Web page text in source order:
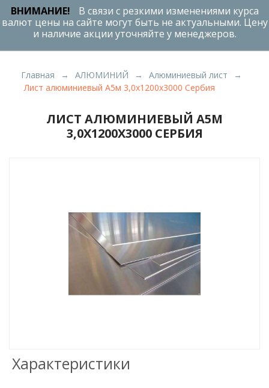
ВНИМАНИЕ!
В связи с резкими изменениями курса
валют цены на сайте могут быть не актуальными. Цену
и наличие акции уточняйте у менеджеров.
Главная АЛЮМИНИЙ
Алюминиевый лист
Лист алюминиевый А5м 3,0х1200х3000 Сербия
ЛИСТ АЛЮМИНИЕВЫЙ А5М
3,0Х1200Х3000 СЕРБИЯ
Характеристики